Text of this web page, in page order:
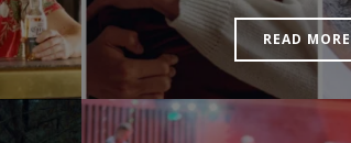
READ MORE